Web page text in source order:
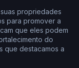
propriedades
para promover a
que eles podem
do
que destacamos a